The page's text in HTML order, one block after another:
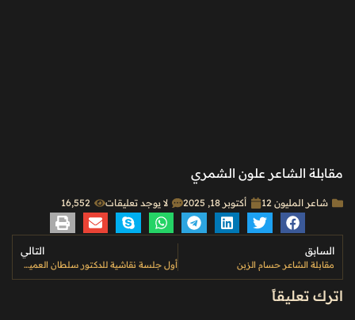
مقابلة الشاعر علون الشمري
شاعر المليون 12 أكتوبر 18, 2025 لا يوجد تعليقات 16٬552
السابق
مقابلة الشاعر حسام الزبن
التالي
أول جلسة نقاشية للدكتور سلطان العميمي
اترك تعليقاً